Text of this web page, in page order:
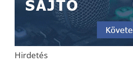
Hirdetés